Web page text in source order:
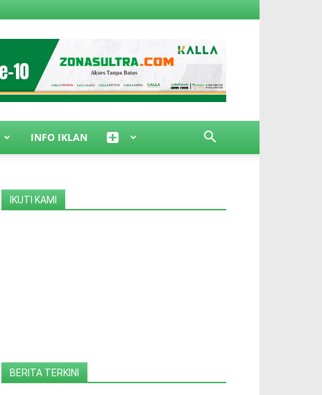
INFO IKLAN
IKUTI KAMI
BERITA TERKINI